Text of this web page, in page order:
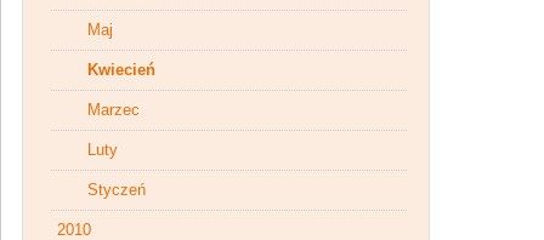
Maj
Kwiecień
Marzec
Luty
Styczeń
2010